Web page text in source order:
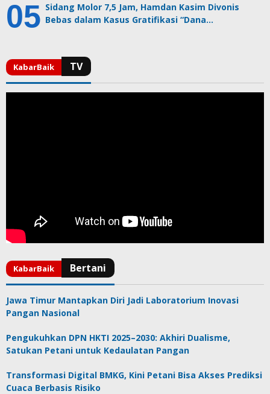
Sidang Molor 7,5 Jam, Hamdan Kasim Divonis
Bebas dalam Kasus Gratifikasi “Dana…
Jawa Timur Mantapkan Diri Jadi Laboratorium Inovasi
Pangan Nasional
Pengukuhkan DPN HKTI 2025–2030: Akhiri Dualisme,
Satukan Petani untuk Kedaulatan Pangan
Transformasi Digital BMKG, Kini Petani Bisa Akses Prediksi
Cuaca Berbasis Risiko